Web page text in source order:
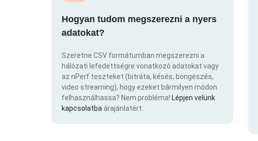
Hogyan tudom megszerezni a nyers
adatokat?
Szeretne CSV formátumban megszerezni a
hálózati lefedettségre vonatkozó adatokat vagy
az nPerf teszteket (bitráta, késés, böngészés,
video streaming), hogy ezeket bármilyen módon
felhasználhassa? Nem probléma! Lépjen velünk
kapcsolatba árajánlatért.